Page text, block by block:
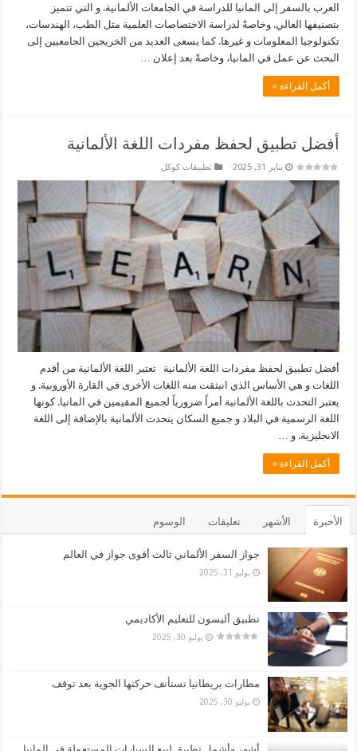
العرب بالسفر إلى المانيا للدراسة في الجامعات الألمانية. و التي تتميز
بتصنيفها العالي. وخاصةً لدراسة الاختصاصات العلمية مثل الطب، الهندسات،
تكنولوجيا المعلومات و غيرها. كما يسعى العديد من الخريجين الجامعيين إلى
البحث عن عمل في المانيا، وخاصةً بعد إعلان …
أكمل القراءة »
أفضل تطبيق لحفظ مفردات اللغة الألمانية
يناير 31, 2025 تطبيقات كوكل
أفضل تطبيق لحفظ مفردات اللغة الألمانية تعتبر اللغة الألمانية من أقدم
اللغات و هي الأساس الذي انبثقت منه اللغات الأخرى في القارة الأوروبية. و
يعتبر التحدث باللغة الألمانية أمراً ضرورياً لجميع المقيمين في المانيا. كونها
اللغة الرسمية في البلاد و جميع السكان يتحدث الألمانية بالإضافة إلى اللغة
الانجليزية. و …
أكمل القراءة »
الأخيرة الأشهر تعليقات الوسوم
جواز السفر الألماني ثالث أقوى جواز في العالم
يوليو 31, 2025
تطبيق أليسون للتعليم الأكاديمي
يوليو 30, 2025
مطارات بريطانيا تستأنف حركتها الجوية بعد توقف
يوليو 30, 2025